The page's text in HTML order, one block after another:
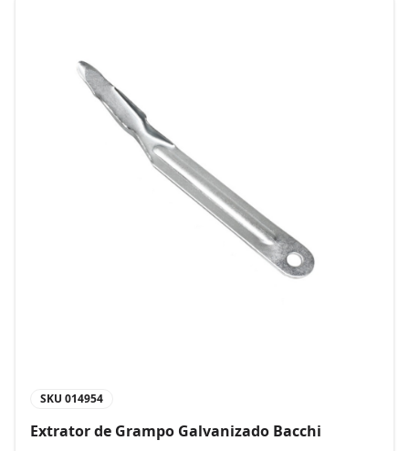
SKU 014954
Extrator de Grampo Galvanizado Bacchi